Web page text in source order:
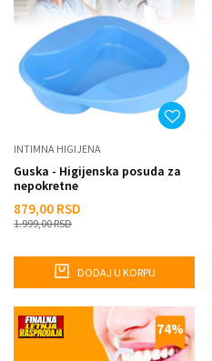
INTIMNA HIGIJENA
Guska - Higijenska posuda za
nepokretne
879,00 RSD
1.999,00RSD
DODAJ U KORPU
74%